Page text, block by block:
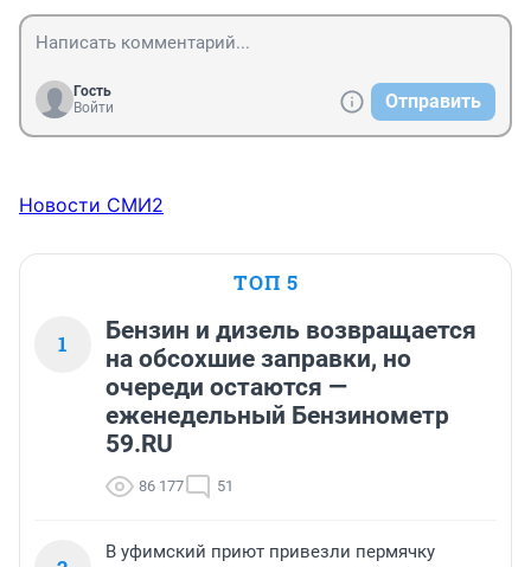
Гость
Войти
Отправить
Новости СМИ2
ТОП 5
1
Бензин и дизель возвращается
на обсохшие заправки, но
очереди остаются —
еженедельный Бензинометр
59.RU
86 177 51
В уфимский приют привезли пермячку